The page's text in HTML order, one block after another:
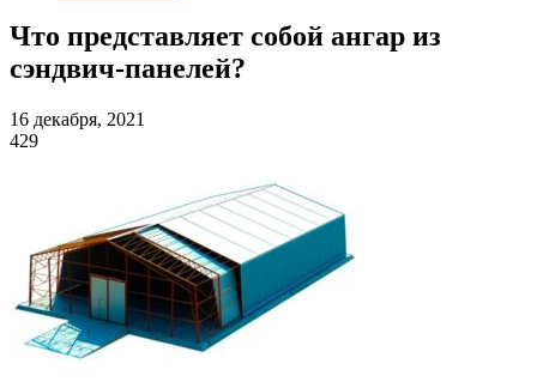
Что представляет собой ангар из
сэндвич-панелей?
16 декабря, 2021
429